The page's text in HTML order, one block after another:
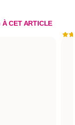
CET ARTICLE